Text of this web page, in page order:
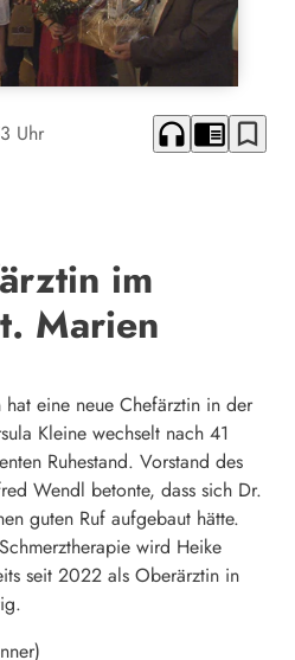
Uhr headphones chrome_reader_mode bookmark_border
im
Marien
eine neue Chefärztin in der
Kleine wechselt nach 41
Ruhestand. Vorstand des
Wendl betonte, dass sich Dr.
guten Ruf aufgebaut hätte.
wird Heike
seit 2022 als Oberärztin in